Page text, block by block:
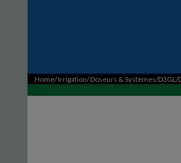
Home/Irrigation/Doseurs & Systèmes/D3GL/